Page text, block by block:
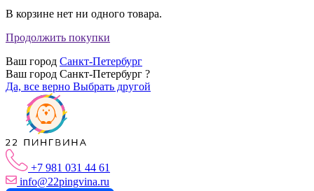
В корзине нет ни одного товара.
Продолжить покупки
Ваш город Санкт-Петербург
Ваш город Санкт-Петербург ?
Да, все верно Выбрать другой
+7 981 031 44 61
info@22pingvina.ru